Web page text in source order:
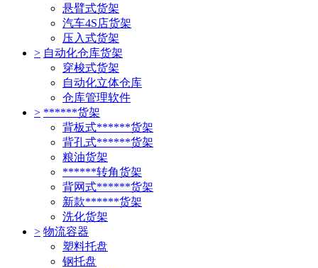
悬臂式货架
汽车4S店货架
压入式货架
> 自动化仓库货架
穿梭式货架
自动化立体仓库
仓库管理软件
> ******货架
背板式******货架
背孔式******货架
粮油货架
******转角货架
背网式******货架
新款******货架
洗化货架
> 物流容器
塑料托盘
钢托盘